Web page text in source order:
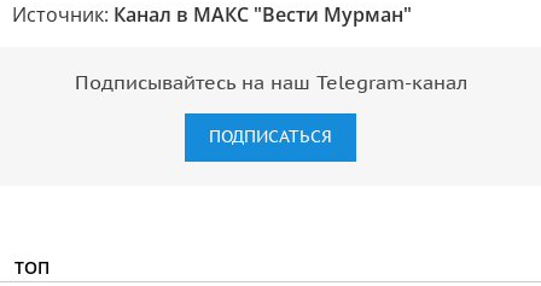
Источник: Канал в МАКС "Вести Мурман"
Подписывайтесь на наш Telegram-канал
ПОДПИСАТЬСЯ
ТОП